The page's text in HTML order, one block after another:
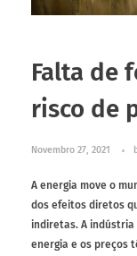
Falta de
risco de
Novembro 27, 2021
A energia move o
dos efeitos diretos
indiretas. A
energia e os preços